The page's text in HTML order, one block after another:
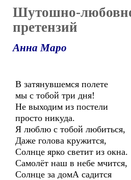
Шутошно-
претензий
Анна Маро
В затянувшемся полете
мы с тобой три дня!
Не выходим из постели
просто никуда.
Я люблю с тобой любиться,
Даже голова кружится,
Солнце ярко светит из окна.
Самолёт наш в небе мчится,
Солнце за домА садится